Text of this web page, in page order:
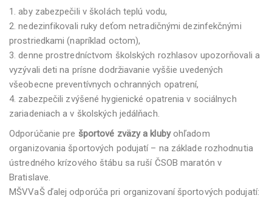
1. aby zabezpečili v školách teplú vodu,
2. nedezinfikovali ruky deťom netradičnými dezinfekčnými
prostriedkami (napríklad octom),
3. denne prostredníctvom školských rozhlasov upozorňovali a
vyzývali deti na prísne dodržiavanie vyššie uvedených
všeobecne preventívnych ochranných opatrení,
4. zabezpečili zvýšené hygienické opatrenia v sociálnych
zariadeniach a v školských jedálňach.
Odporúčanie pre športové zväzy a klubyohľadom
organizovania športových podujatí – na základe rozhodnutia
ústredného krízového štábu sa ruší ČSOB maratón v
Bratislave.
MŠVVaŠ ďalej odporúča pri organizovaní športových podujatí: